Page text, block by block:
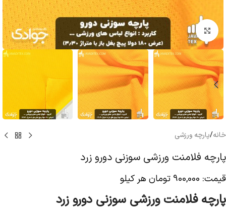
بزرگنمایی تصویر
خانه/پارچه ورزشی
پارچه فلامنت ورزشی سوزنی دورو زرد
قیمت: 900,000 تومان هر کیلو
پارچه فلامنت ورزشی سوزنی دورو زرد